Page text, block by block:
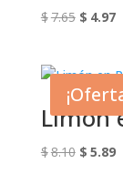
$7.65 El
era:
$7.65.
$ 4.97El
Limón
$8.10 El
$ 5.89El